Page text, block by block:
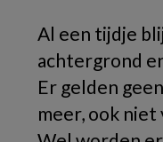
Al een tijdje
achtergrond
Er gelden
meer, ook